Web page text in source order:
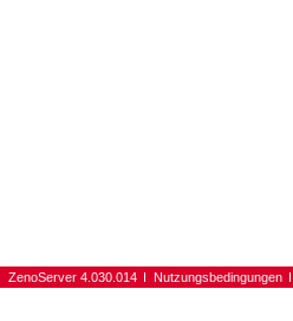
ZenoServer 4.030.014 Nutzungsbedingungen